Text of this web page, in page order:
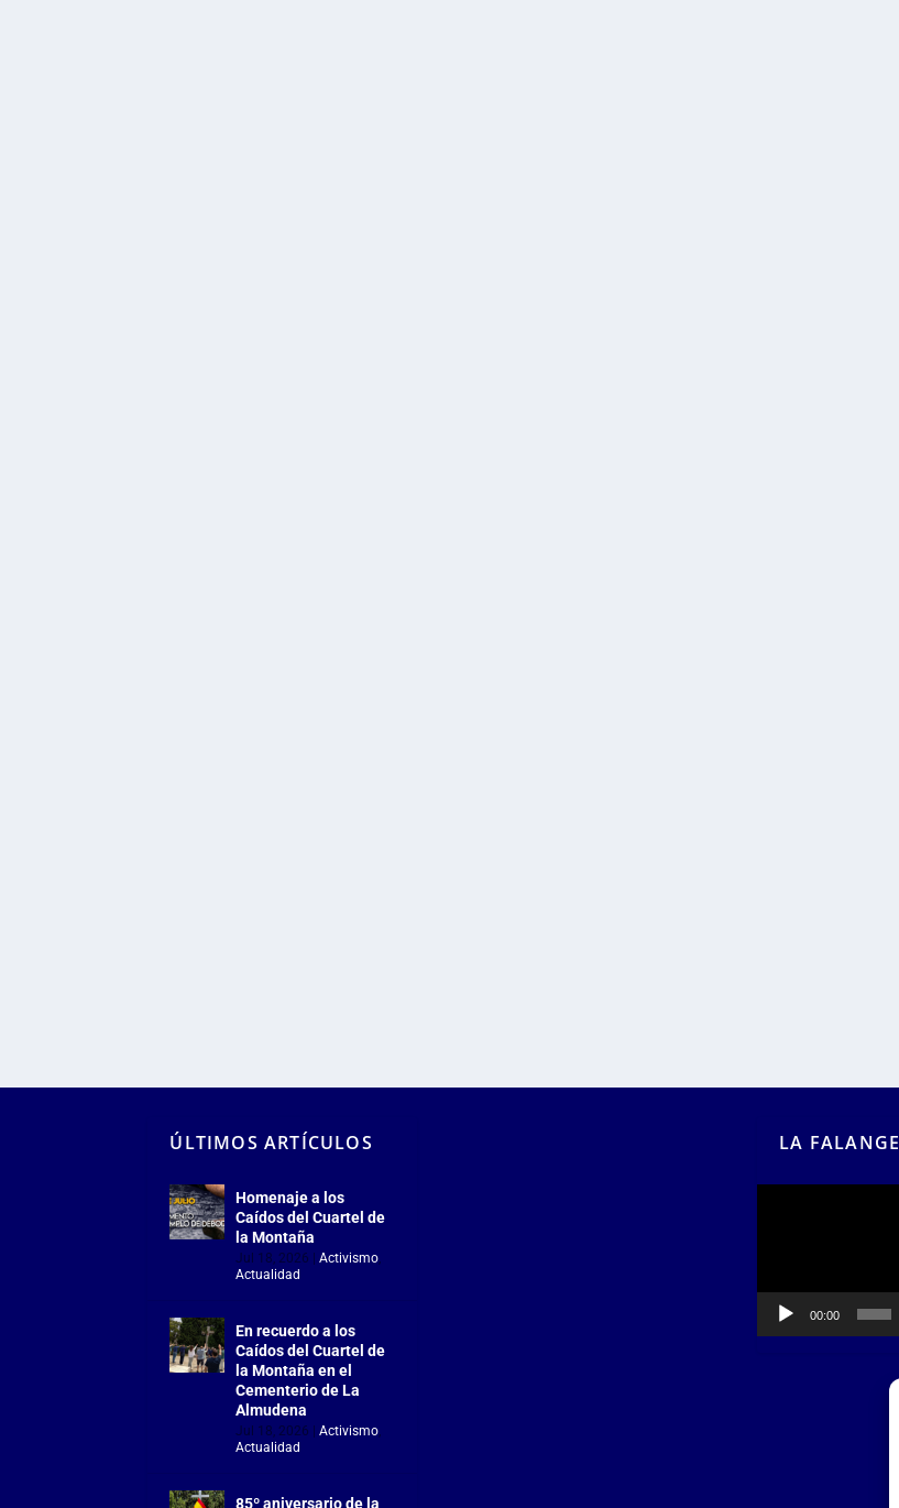
ÚLTIMOS ARTÍCULOS
Homenaje a los
Caídos del Cuartel de
la Montaña
Jul 18, 2026 |Activismo,
Actualidad
En recuerdo a los
Caídos del Cuartel de
la Montaña en el
Cementerio de La
Almudena
Jul 18, 2026 |Activismo,
Actualidad
85º aniversario de la
LA FALANGE
00:00